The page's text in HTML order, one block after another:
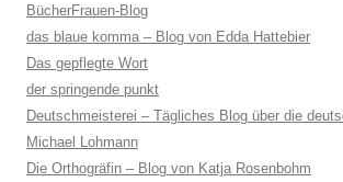
BücherFrauen-Blog
das blaue komma – Blog von Edda Hattebier
Das gepflegte Wort
der springende punkt
Deutschmeisterei – Tägliches Blog über die
Michael Lohmann
Die Orthogräfin – Blog von Katja Rosenbohm